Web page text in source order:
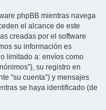
phpBB mientras navega
el alcance de este
creadas por el software
su información es
limitado a: envíos como
su registro en
“su cuenta”) y mensajes
se haya identificado (de